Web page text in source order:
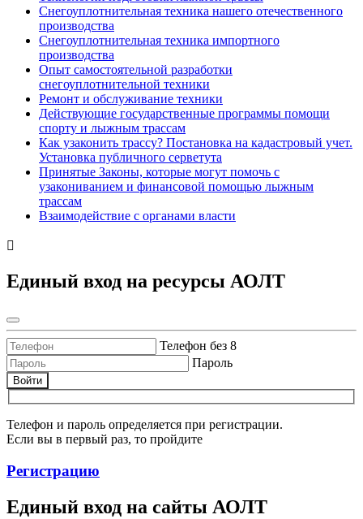
Снегоуплотнительная техника нашего отечественного
производства
Снегоуплотнительная техника импортного
производства
Опыт самостоятельной разработки
снегоуплотнительной техники
Ремонт и обслуживание техники
Действующие государственные программы помощи
спорту и лыжным трассам
Как узаконить трассу? Постановка на кадастровый учет.
Установка публичного серветута
Принятые Законы, которые могут помочь с
узакониванием и финансовой помощью лыжным
трассам
Взаимодействие с органами власти
Единый вход на ресурсы АОЛТ
Телефон без 8
Пароль
Войти
Телефон и пароль определяется при регистрации.
Если вы в первый раз, то пройдите
Регистрацию
Единый вход на сайты АОЛТ